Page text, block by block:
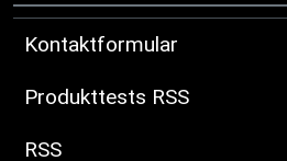
Kontaktformular
Produkttests RSS
RSS